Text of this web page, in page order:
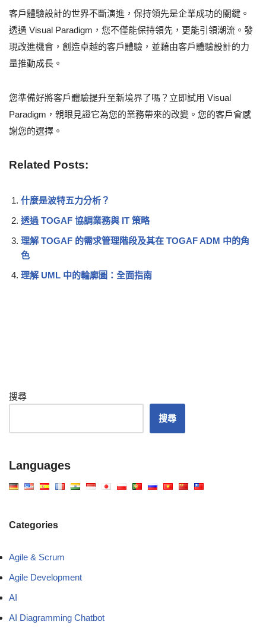
客戶體驗設計的世界不斷演進，保持領先是企業成功的關鍵。
透過 Visual Paradigm，您不僅能保持領先，更能引領潮流。發
現改進機會，創造卓越的客戶體驗，並藉由客戶體驗設計的力
量推動成長。
您準備好將客戶體驗提升至新境界了嗎？立即試用 Visual
Paradigm，親眼見證它為您的業務帶來的改變。您的客戶會感
謝您的選擇。
Related Posts:
什麼是波特五力分析？
透過 TOGAF 協調業務與 IT 策略
理解 TOGAF 的需求管理階段及其在 TOGAF ADM 中的角
色
理解 UML 中的輪廓圖：全面指南
搜尋
搜尋
Languages
Categories
Agile & Scrum
Agile Development
AI
AI Diagramming Chatbot